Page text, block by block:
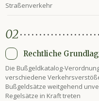
Straßenverkehr
02
Rechtliche
Die Bußgeldkatalog-
verschiedene
Bußgeldsätze weitgehend
Regelsätze in Kraft treten